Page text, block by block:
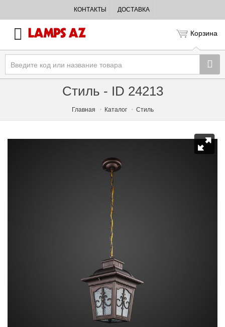
КОНТАКТЫ ДОСТАВКА
Корзина
Стиль - ID 24213
Главная Каталог Стиль